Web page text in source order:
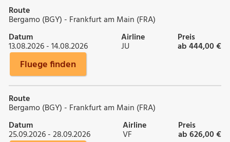
Route
Bergamo (BGY) - Frankfurt am Main (FRA)
Datum
13.08.2026 - 14.08.2026
Airline
JU
Preis
ab 444,00 €
Fluege finden
Route
Bergamo (BGY) - Frankfurt am Main (FRA)
Datum
25.09.2026 - 28.09.2026
Airline
VF
Preis
ab 626,00 €